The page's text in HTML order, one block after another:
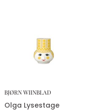
BJØRN WIINBLAD
Olga Lysestage